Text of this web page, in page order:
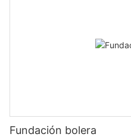
Fundación bolera